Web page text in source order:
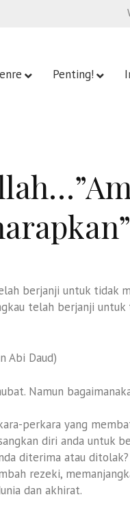
Penting!
berjanji untuk tidak
telah berjanji
Abi Daud)
Namun
perkara yang
diri anda untuk
diterima atau ditolak?
rezeki,
dan akhirat.